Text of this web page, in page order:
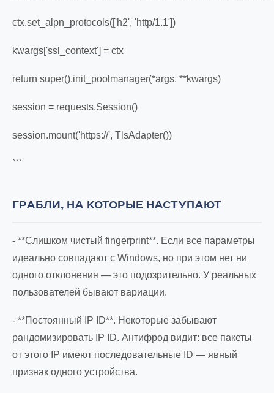
ctx.set_alpn_protocols(['h2', 'http/1.1'])
kwargs['ssl_context'] = ctx
return super().init_poolmanager(*args, **kwargs)
session = requests.Session()
session.mount('https://', TlsAdapter())
```
ГРАБЛИ, НА КОТОРЫЕ НАСТУПАЮТ
- **Слишком чистый fingerprint**. Если все параметры
идеально совпадают с Windows, но при этом нет ни
одного отклонения — это подозрительно. У реальных
пользователей бывают вариации.
- **Постоянный IP ID**. Некоторые забывают
рандомизировать IP ID. Антифрод видит: все пакеты
от этого IP имеют последовательные ID — явный
признак одного устройства.